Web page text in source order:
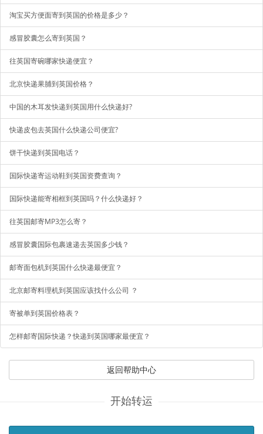
淘宝买方便面寄到英国的价格是多少？
感冒胶囊怎么寄到英国？
往英国寄碗哪家快递便宜？
北京快递果脯到英国价格？
中国的木耳发快递到英国用什么快递好?
快递皮包去英国什么快递公司便宜?
饼干快递到英国电话？
国际快递寄运动鞋到英国资费查询？
国际快递能寄相框到英国吗？什么快递好？
往英国邮寄MP3怎么寄？
感冒胶囊国际包裹速递去英国多少钱？
邮寄面包机到英国什么快递最便宜？
北京邮寄料理机到英国应该找什么公司 ？
寄被单到英国价格表？
怎样邮寄国际快递？快递到英国哪家最便宜？
返回帮助中心
开始转运